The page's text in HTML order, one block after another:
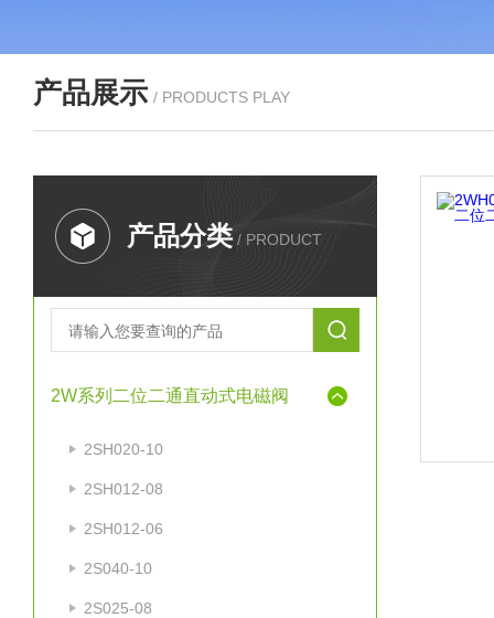
产品展示 / PRODUCTS PLAY
产品分类 / PRODUCT
2W系列二位二通直动式电磁阀
2SH020-10
2SH012-08
2SH012-06
2S040-10
2S025-08